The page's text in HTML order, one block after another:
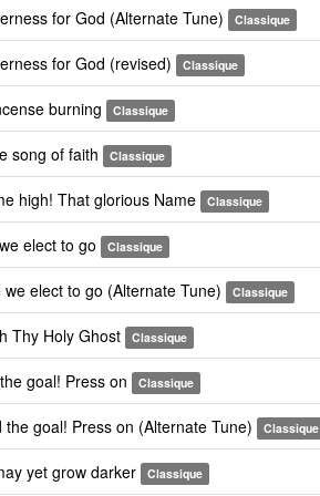
for God (Alternate Tune) Classique
for God (revised) Classique
burning Classique
song of faith Classique
high! That glorious Name Classique
elect to go Classique
elect to go (Alternate Tune) Classique
Thy Holy Ghost Classique
goal! Press on Classique
goal! Press on (Alternate Tune) Classique
yet grow darker Classique